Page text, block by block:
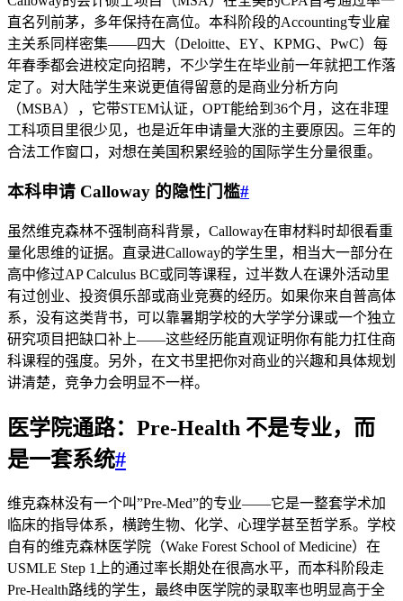
直名列前茅，多年保持在高位。本科阶段的Accounting专业雇
主关系同样密集——四大（Deloitte、EY、KPMG、PwC）每
年春季都会进校定向招聘，不少学生在毕业前一年就把工作落
定了。对大陆学生来说更值得留意的是商业分析方向
（MSBA），它带STEM认证，OPT能给到36个月，这在非理
工科项目里很少见，也是近年申请量大涨的主要原因。三年的
合法工作窗口，对想在美国积累经验的国际学生分量很重。
本科申请 Calloway 的隐性门槛#
虽然维克森林不强制商科背景，Calloway在审材料时却很看重
量化思维的证据。直录进Calloway的学生里，相当大一部分在
高中修过AP Calculus BC或同等课程，过半数人在课外活动里
有过创业、投资俱乐部或商业竞赛的经历。如果你来自普高体
系，没有这类背书，可以靠暑期学校的大学学分课或一个独立
研究项目把缺口补上——这些经历能直观证明你有能力扛住商
科课程的强度。另外，在文书里把你对商业的兴趣和具体规划
讲清楚，竞争力会明显不一样。
医学院通路：Pre-Health 不是专业，而
是一套系统#
维克森林没有一个叫”Pre-Med”的专业——它是一整套学术加
临床的指导体系，横跨生物、化学、心理学甚至哲学系。学校
自有的维克森林医学院（Wake Forest School of Medicine）在
USMLE Step 1上的通过率长期处在很高水平，而本科阶段走
Pre-Health路线的学生，最终申医学院的录取率也明显高于全